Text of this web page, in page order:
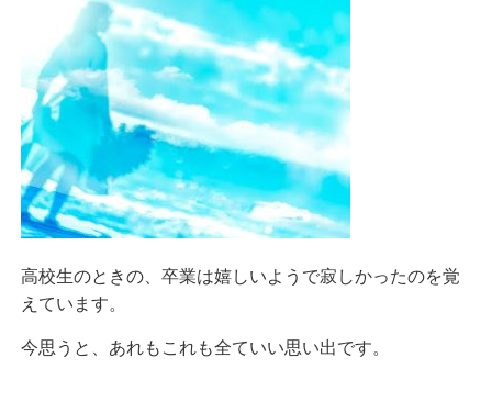
高校生のときの、卒業は嬉しいようで寂しかったのを覚
えています。
今思うと、あれもこれも全ていい思い出です。